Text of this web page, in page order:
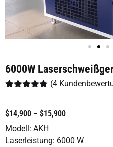
6000W
von 5,
basierend
auf
(4
$14,900 – $15,900
Modell: AKH
Laserleistung: 6000 W